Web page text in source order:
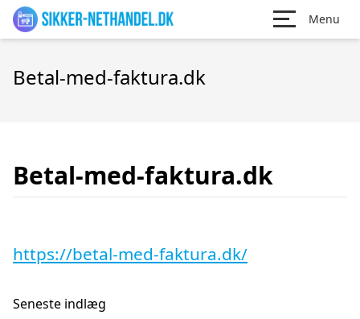
Menu
Betal-med-faktura.dk
Betal-med-faktura.dk
https://betal-med-faktura.dk/
Seneste indlæg